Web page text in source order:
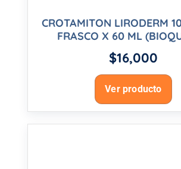
CROTAMITON LIRODERM
FRASCO X 60 ML
$16,000
Ver producto